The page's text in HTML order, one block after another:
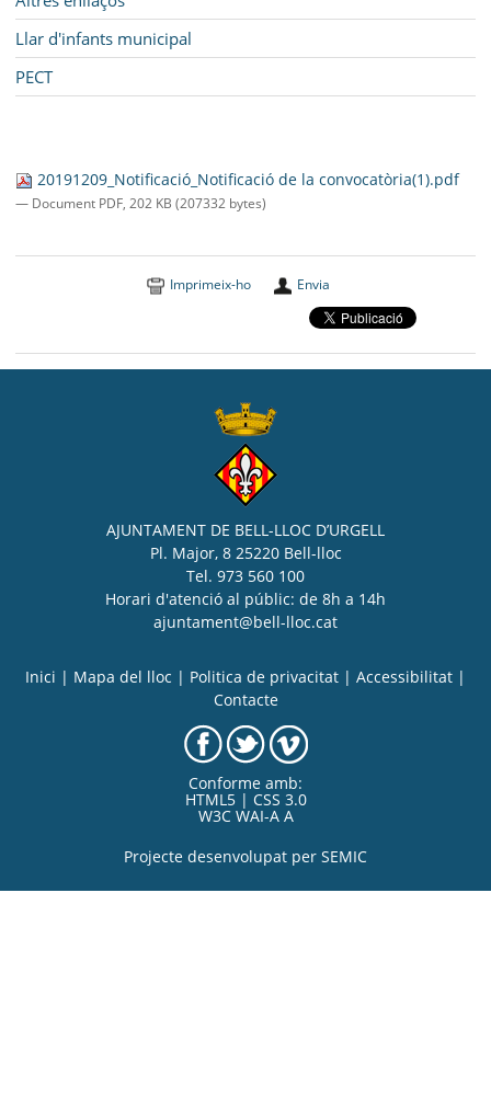
Llar d'infants municipal
PECT
20191209_Notificació_Notificació de la convocatòria(1).pdf
— Document PDF, 202 KB (207332 bytes)
Imprimeix-ho Envia
AJUNTAMENT DE BELL-LLOC D’URGELL
Pl. Major, 8 25220 Bell-lloc
Tel. 973 560 100
Horari d'atenció al públic: de 8h a 14h
ajuntament@bell-lloc.cat
Inici Mapa del lloc Politica de privacitat Accessibilitat
Contacte
Conforme amb:
HTML5 | CSS 3.0
W3C WAI-A A
Projecte desenvolupat per SEMIC